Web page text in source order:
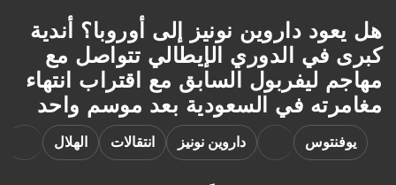
هل يعود داروين نونيز إلى أوروبا؟ أندية
كبرى في الدوري الإيطالي تتواصل مع
مهاجم ليفربول السابق مع اقتراب انتهاء
مغامرته في السعودية بعد موسم واحد
يوفنتوس داروين نونيز انتقالات الهلال